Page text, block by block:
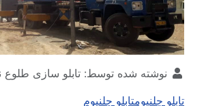
نوشته شده توسط: تابلو سازی طلوع
تابلو چلنیومتابلو چلنیوم